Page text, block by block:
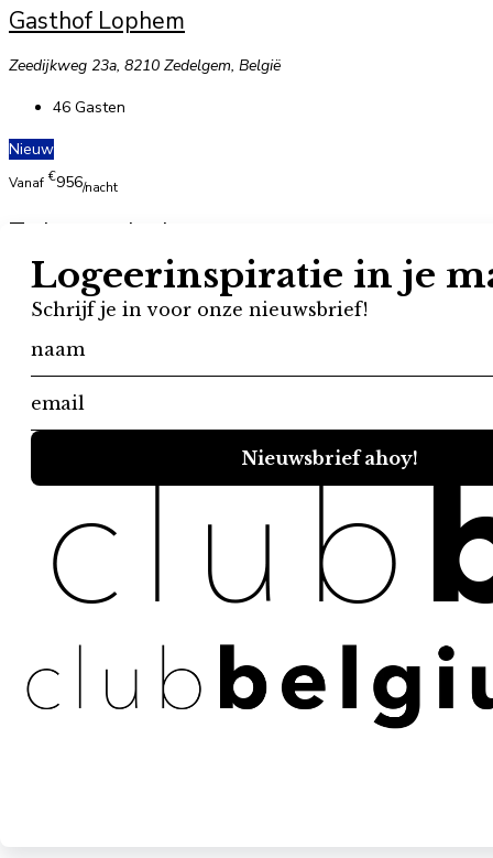
Gasthof Lophem
Zeedijkweg 23a, 8210 Zedelgem, België
46 Gasten
Nieuw
Vanaf €956/nacht
Twinstone Lodge
Kattevennen 35, 3600 Genk, België
10 Slaapkamers
28 Gasten
€
Terre du Nord
4
12
Echo Lodge